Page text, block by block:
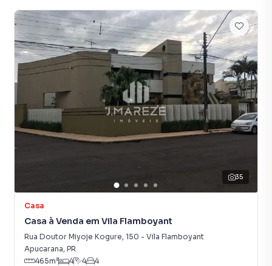
Closet
Gourmet
35
Casa
Casa à Venda em Vila Flamboyant
Rua Doutor Miyoje Kogure, 150 - Vila Flamboyant
Apucarana, PR
465m² 4 4 4